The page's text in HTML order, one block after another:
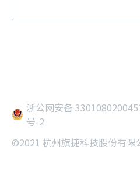
浙公网安备
号-2
©2021 杭州旗捷科技股份有限